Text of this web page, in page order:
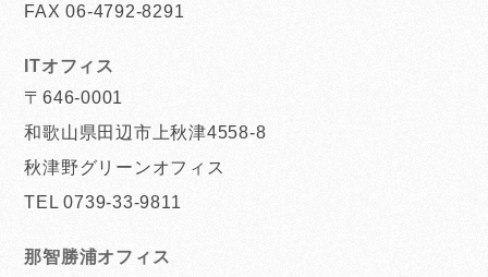
FAX 06-4792-8291
ITオフィス
〒646-0001
和歌山県田辺市上秋津4558-8
秋津野グリーンオフィス
TEL 0739-33-9811
那智勝浦オフィス